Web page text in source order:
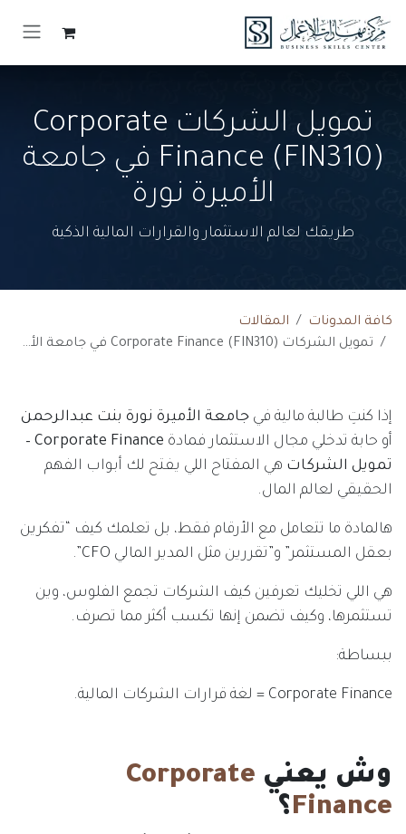
تمويل الشركات Corporate
Finance (FIN310) في جامعة
الأميرة نورة
طريقك لعالم الاستثمار والقرارات المالية الذكية
كافة المدونات
المقالات
تمويل الشركات Corporate Finance (FIN310) في جامعة الأميرة نورة
إذا كنتِ طالبة مالية في جامعة الأميرة نورة بنت عبدالرحمن
أو حابة تدخلي مجال الاستثمار فمادة
Corporate Finance –
تمويل الشركات هي المفتاح اللي يفتح لك أبواب الفهم
الحقيقي لعالم المال.
هالمادة ما تتعامل مع الأرقام فقط، بل تعلمك كيف “تفكرين
بعقل المستثمر” و”تقررين مثل المدير المالي CFO”.
هي اللي تخليك تعرفين كيف الشركات تجمع الفلوس، وين
تستثمرها، وكيف تضمن إنها تكسب أكثر مما تصرف.
ببساطة:
Corporate Finance = لغة قرارات الشركات المالية.
وش يعني Corporate
Finance؟